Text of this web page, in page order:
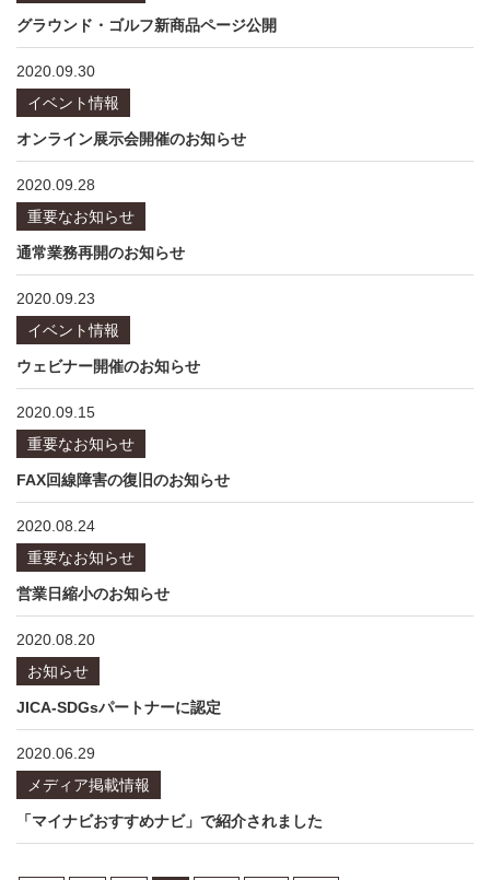
グラウンド・ゴルフ新商品ページ公開
2020.09.30
イベント情報
オンライン展示会開催のお知らせ
2020.09.28
重要なお知らせ
通常業務再開のお知らせ
2020.09.23
イベント情報
ウェビナー開催のお知らせ
2020.09.15
重要なお知らせ
FAX回線障害の復旧のお知らせ
2020.08.24
重要なお知らせ
営業日縮小のお知らせ
2020.08.20
お知らせ
JICA-SDGsパートナーに認定
2020.06.29
メディア掲載情報
「マイナビおすすめナビ」で紹介されました